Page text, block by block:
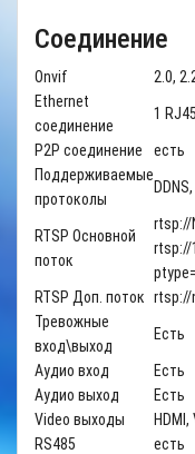
Соединение
Onvif
2.0,
Ethernet
соединение
1
P2P соединение
есть
Поддерживаемые
протоколы
RTSP Основной
поток
rtsp://
rtsp://
RTSP Доп. поток rtsp://
Тревожные
вход\выход
Есть
Аудио вход
Есть
Аудио выход
Есть
Video выходы
HDMI,
RS485
есть